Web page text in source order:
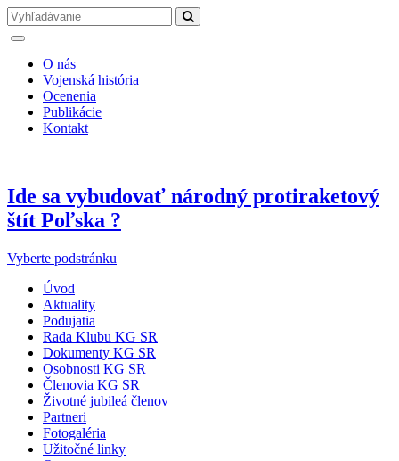
O nás
Vojenská história
Ocenenia
Publikácie
Kontakt
Ide sa vybudovať národný protiraketový
štít Poľska ?
Vyberte podstránku
Úvod
Aktuality
Podujatia
Rada Klubu KG SR
Dokumenty KG SR
Osobnosti KG SR
Členovia KG SR
Životné jubileá členov
Partneri
Fotogaléria
Užitočné linky